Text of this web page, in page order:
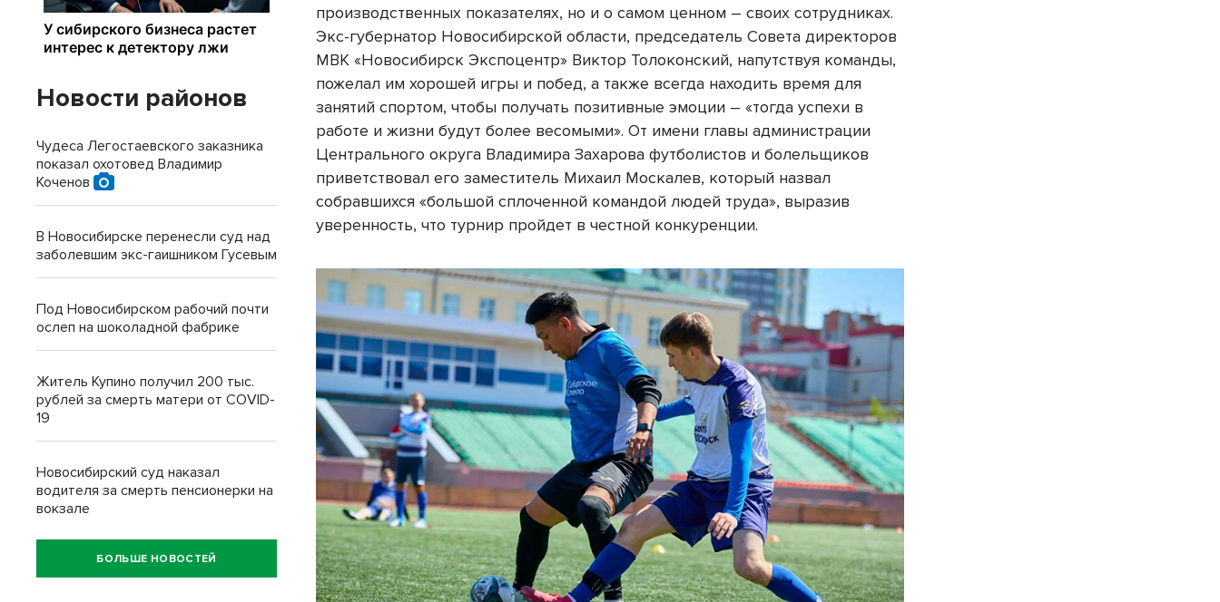
производственных показателях, но и о самом ценном – своих сотрудниках.
Экс-губернатор Новосибирской области, председатель Совета директоров
МВК «Новосибирск Экспоцентр» Виктор Толоконский, напутствуя команды,
пожелал им хорошей игры и побед, а также всегда находить время для
занятий спортом, чтобы получать позитивные эмоции – «тогда успехи в
работе и жизни будут более весомыми». От имени главы администрации
Центрального округа Владимира Захарова футболистов и болельщиков
приветствовал его заместитель Михаил Москалев, который назвал
собравшихся «большой сплоченной командой людей труда», выразив
уверенность, что турнир пройдет в честной конкуренции.
Новости районов
Чудеса Легостаевского заказника
показал охотовед Владимир
Коченов
В Новосибирске перенесли суд над
заболевшим экс-гаишником Гусевым
Под Новосибирском рабочий почти
ослеп на шоколадной фабрике
Житель Купино получил 200 тыс.
рублей за смерть матери от COVID-
19
Новосибирский суд наказал
водителя за смерть пенсионерки на
вокзале
БОЛЬШЕ НОВОСТЕЙ